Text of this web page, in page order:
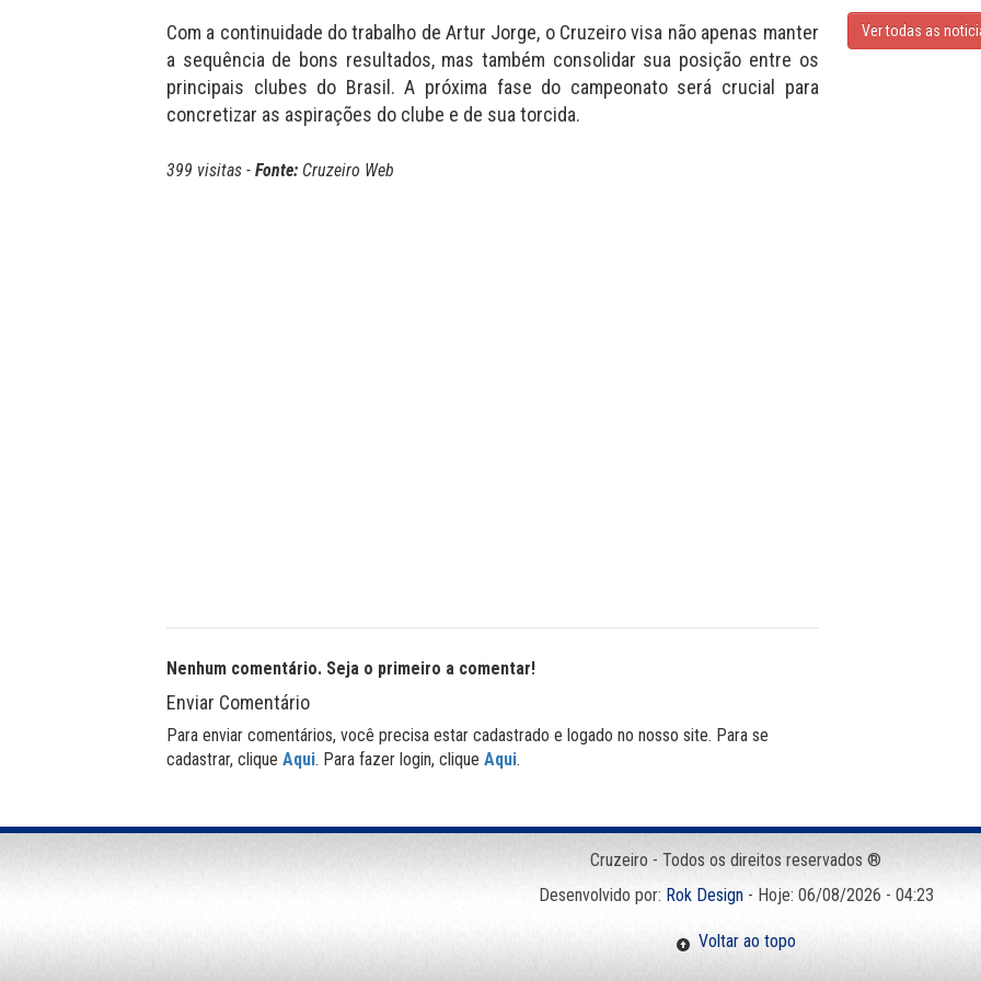
Com a continuidade do trabalho de Artur Jorge, o Cruzeiro visa não apenas manter
a sequência de bons resultados, mas também consolidar sua posição entre os
principais clubes do Brasil. A próxima fase do campeonato será crucial para
concretizar as aspirações do clube e de sua torcida.
399 visitas - Fonte: Cruzeiro Web
Nenhum comentário. Seja o primeiro a comentar!
Enviar Comentário
Para enviar comentários, você precisa estar cadastrado e logado no nosso site. Para se
cadastrar, clique Aqui. Para fazer login, clique Aqui.
Ver todas as
Cruzeiro - Todos os direitos reservados ®
Desenvolvido por: Rok Design- Hoje: 06/08/2026 - 04:23
Voltar ao topo